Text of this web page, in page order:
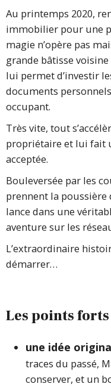
Au printemps 2020,
immobilier pour une
magie n’opère pas
grande bâtisse voisine
lui permet d’investir
documents
occupant.
Très vite, tout
propriétaire et lui fait
acceptée.
Bouleversée par les
prennent la poussière
lance dans une
aventure sur les
L’extraordinaire
démarrer…
Les points
une idée
traces du passé,
conserver, et un